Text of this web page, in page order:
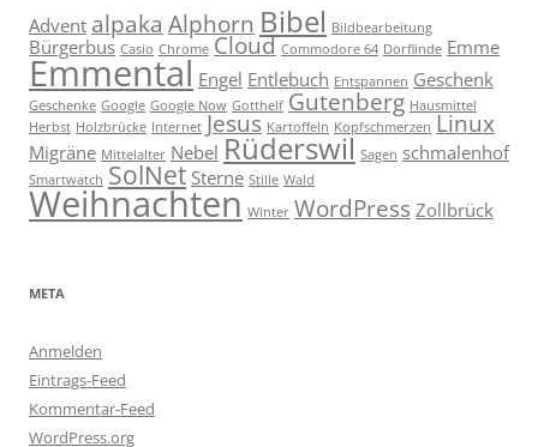
Advent alpaka Alphorn Bibel Bildbearbeitung
Bürgerbus Casio Chrome Cloud Commodore 64 Dorflinde Emme
Emmental Engel Entlebuch Entspannen Geschenk
Geschenke Google Google Now Gotthelf Gutenberg Hausmittel
Herbst Holzbrücke Internet Jesus Kartoffeln Kopfschmerzen Linux
Migräne Mittelalter Nebel Rüderswil Sagen schmalenhof
Smartwatch SolNet Sterne Stille Wald
Weihnachten Winter WordPress Zollbrück
META
Anmelden
Eintrags-Feed
Kommentar-Feed
WordPress.org